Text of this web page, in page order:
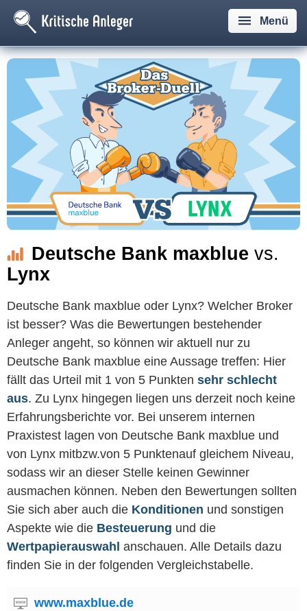
Menü
Deutsche Bank maxblue vs.
Lynx
Deutsche Bank maxblue oder Lynx? Welcher Broker
ist besser? Was die Bewertungen bestehender
Anleger angeht, so können wir aktuell nur zu
Deutsche Bank maxblue eine Aussage treffen: Hier
fällt das Urteil mit 1 von 5 Punkten sehr schlecht
aus. Zu Lynx hingegen liegen uns derzeit noch keine
Erfahrungsberichte vor. Bei unserem internen
Praxistest lagen von Deutsche Bank maxblue und
von Lynx mitbzw.von 5 Punktenauf gleichem Niveau,
sodass wir an dieser Stelle keinen Gewinner
ausmachen können. Neben den Bewertungen sollten
Sie sich aber auch die Konditionen und sonstigen
Aspekte wie die Besteuerung und die
Wertpapierauswahl anschauen. Alle Details dazu
finden Sie in der folgenden Vergleichstabelle.
www.maxblue.de